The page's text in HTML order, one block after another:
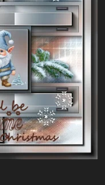
Nelly B